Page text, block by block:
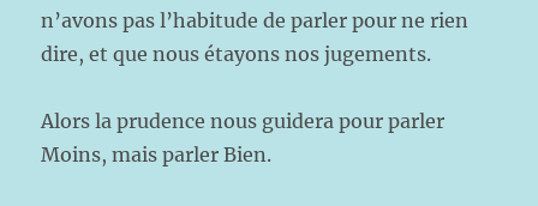
n’avons pas l’habitude de parler pour ne rien
dire, et que nous étayons nos jugements.
Alors la prudence nous guidera pour parler
Moins, mais parler Bien.